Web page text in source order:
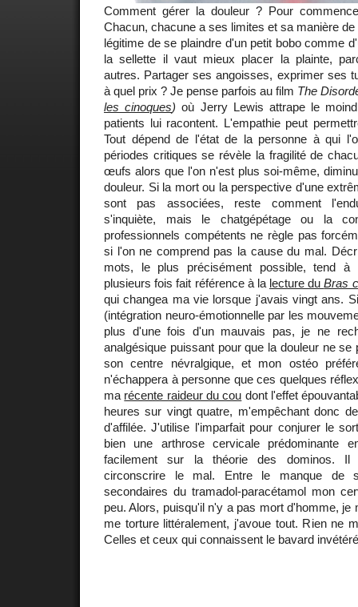
Comment gérer la douleur ? Pour
Chacun, chacune a ses limites et sa manière de
légitime de se plaindre d'un petit bobo comme
la sellette il vaut mieux placer la plainte,
autres. Partager ses angoisses, exprimer ses
à quel prix ? Je pense parfois au film The
les cinoques) où Jerry Lewis attrape le
patients lui racontent. L'empathie peut
Tout dépend de l'état de la personne à qui
périodes critiques se révèle la fragilité de
œufs alors que l'on n'est plus soi-même,
douleur. Si la mort ou la perspective d'une
sont pas associées, reste comment
s'inquiète, mais le chatgépétage ou la
professionnels compétents ne règle pas
si l'on ne comprend pas la cause du mal.
mots, le plus précisément possible, tend à
plusieurs fois fait référence à la lecture duBras
qui changea ma vie lorsque j'avais vingt ans.
(intégration neuro-émotionnelle par les
plus d'une fois d'un mauvais pas, je ne
analgésique puissant pour que la douleur ne se
son centre névralgique, et mon ostéo
n'échappera à personne que ces quelques
ma récente raideur du cou dont l'effet
heures sur vingt quatre, m'empêchant donc
d'affilée. J'utilise l'imparfait pour conjurer le
bien une arthrose cervicale prédominante
facilement sur la théorie des dominos. Il
circonscrire le mal. Entre le manque de
secondaires du tramadol-paracétamol mon
peu. Alors, puisqu'il n'y a pas mort d'homme, je
me torture littéralement, j'avoue tout. Rien ne
Celles et ceux qui connaissent le bavard